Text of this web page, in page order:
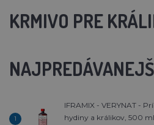
KRMIVO PRE
1
IFRAMIX - VERYNAT -
hydiny a králikov, 500 ml